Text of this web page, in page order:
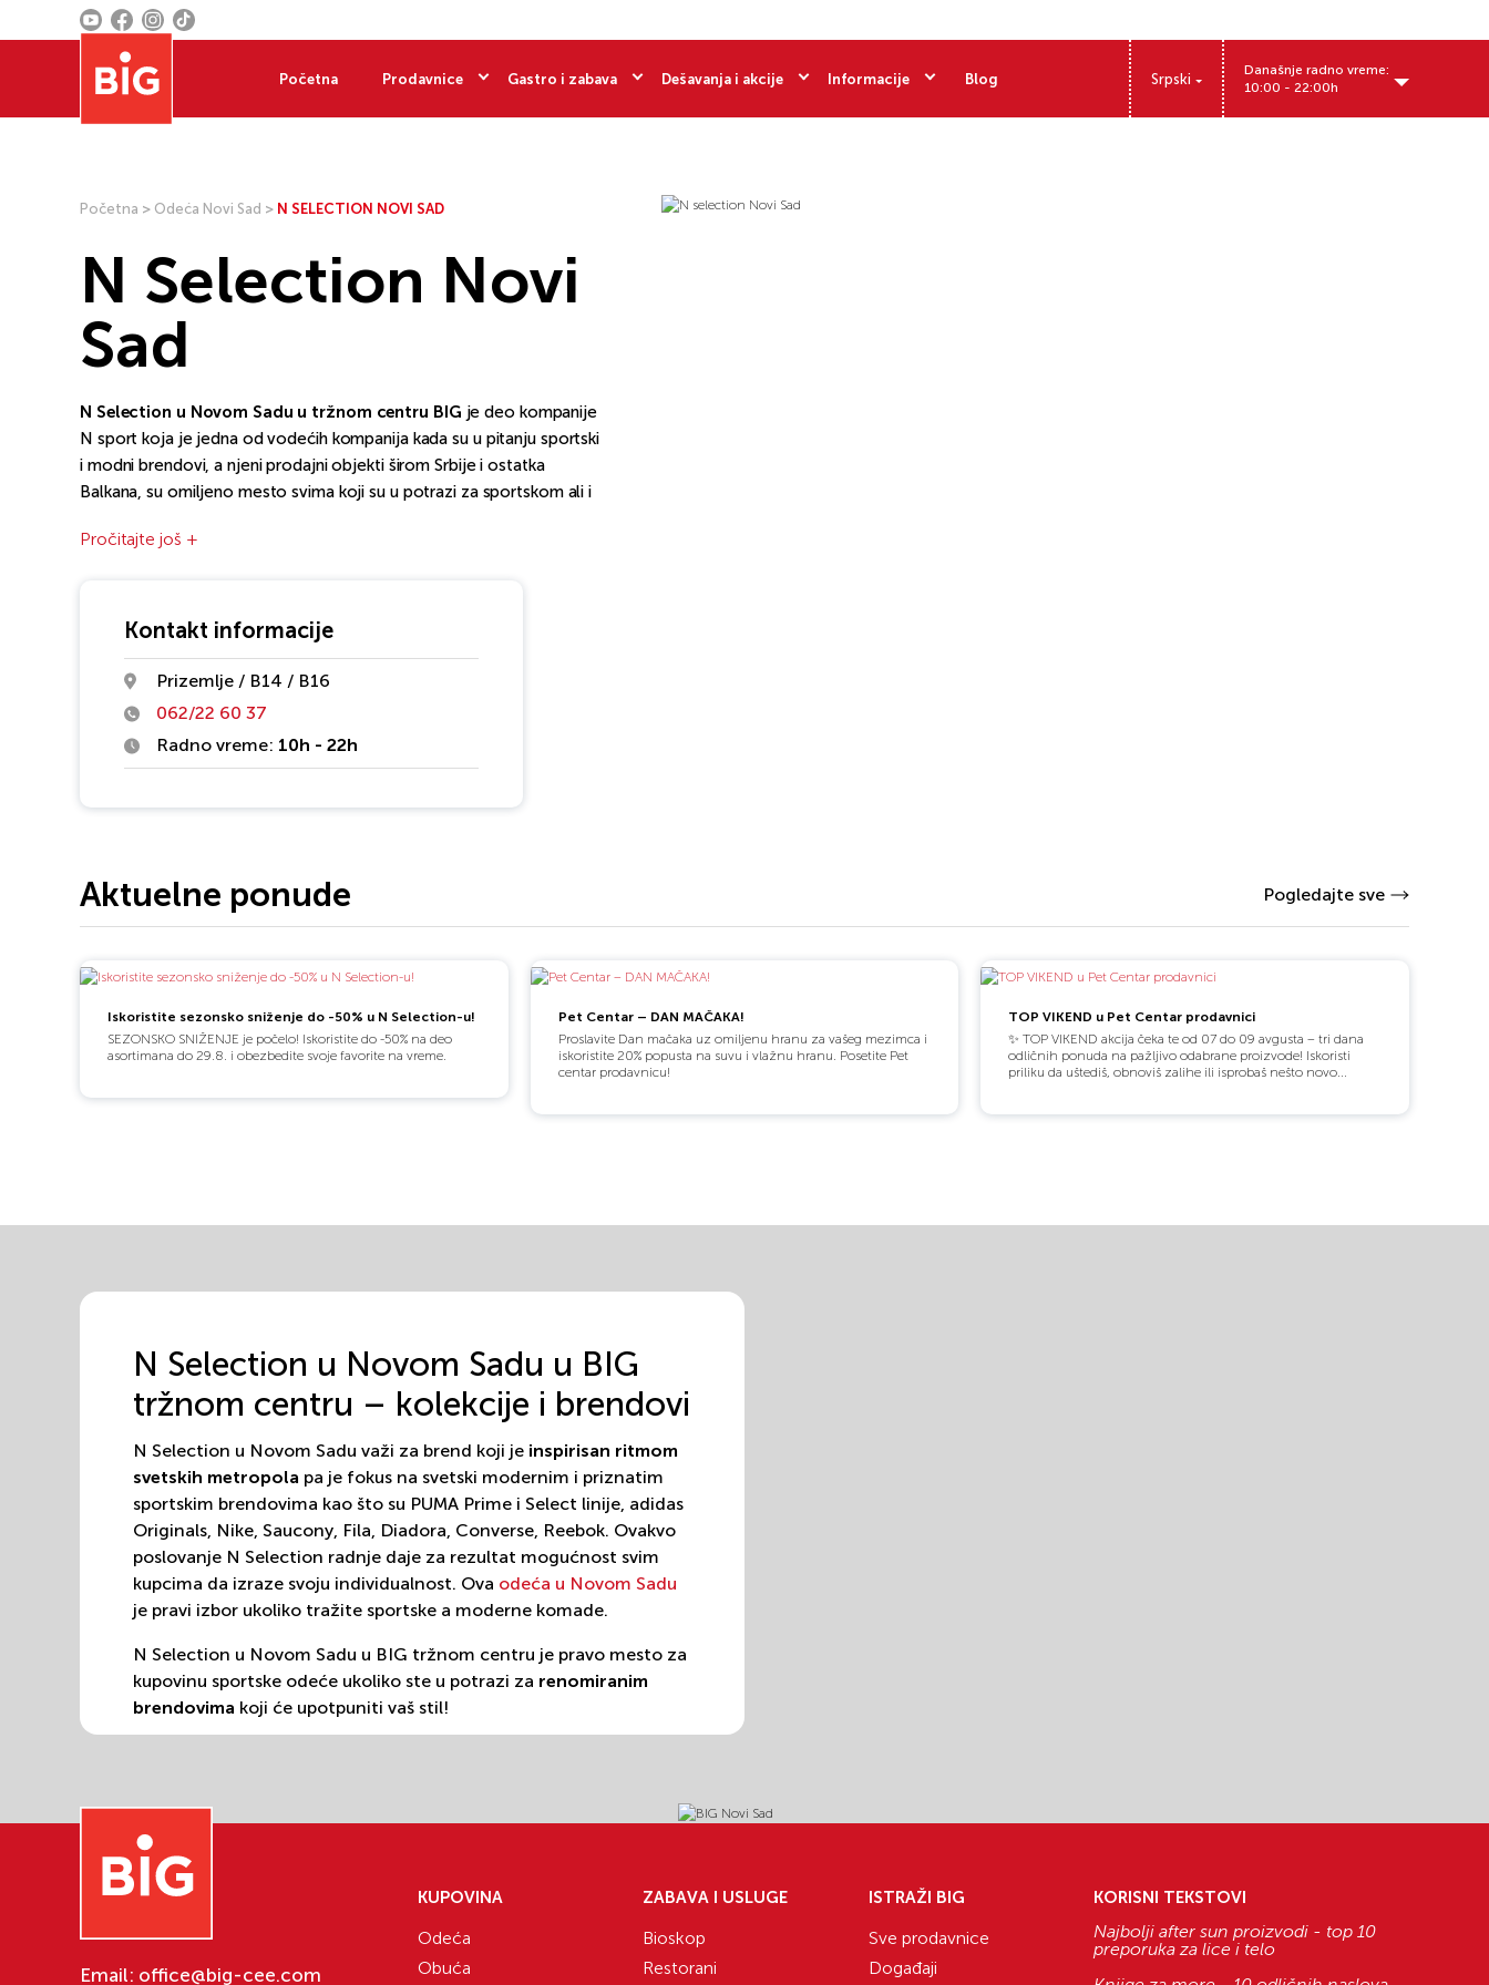
Početna Prodavnice Gastro i zabava Dešavanja i akcije Informacije Blog Srpski
Današnje radno vreme:
10:00 - 22:00h
Početna > Odeća Novi Sad > N SELECTION NOVI SAD
N Selection Novi
Sad
N Selection u Novom Sadu u tržnom centru BIG je deo kompanije
N sport koja je jedna od vodećih kompanija kada su u pitanju sportski
i modni brendovi, a njeni prodajni objekti širom Srbije i ostatka
Balkana, su omiljeno mesto svima koji su u potrazi za sportskom ali i
tržnom centru, i otkrijte kako
Pročitajte još +
Kontakt informacije
Prizemlje / B14 / B16
062/22 60 37
Radno vreme: 10h - 22h
Aktuelne ponude Pogledajte sve
Iskoristite sezonsko sniženje do -50% u N Selection-u!
SEZONSKO SNIŽENJE je počelo! Iskoristite do -50% na deo
asortimana do 29.8. i obezbedite svoje favorite na vreme.
Pet Centar – DAN MAČAKA!
Proslavite Dan mačaka uz omiljenu hranu za vašeg mezimca i
iskoristite 20% popusta na suvu i vlažnu hranu. Posetite Pet
centar prodavnicu!
TOP VIKEND u Pet Centar prodavnici
✨ TOP VIKEND akcija čeka te od 07 do 09 avgusta – tri dana
odličnih ponuda na pažljivo odabrane proizvode! Iskoristi
priliku da uštediš, obnoviš zalihe ili isprobaš nešto novo...
N Selection u Novom Sadu u BIG
tržnom centru – kolekcije i brendovi
N Selection u Novom Sadu važi za brend koji je inspirisan ritmom
svetskih metropola pa je fokus na svetski modernim i priznatim
sportskim brendovima kao što su PUMA Prime i Select linije, adidas
Originals, Nike, Saucony, Fila, Diadora, Converse, Reebok. Ovakvo
poslovanje N Selection radnje daje za rezultat mogućnost svim
kupcima da izraze svoju individualnost. Ova odeća u Novom Sadu
je pravi izbor ukoliko tražite sportske a moderne komade.
N Selection u Novom Sadu u BIG tržnom centru je pravo mesto za
kupovinu sportske odeće ukoliko ste u potrazi za renomiranim
brendovima koji će upotpuniti vaš stil!
N Selection – lokacija, kontakt i
radno vreme
adresi Sentandrejski put 11.
Ukoliko imate bilo kakva pitanja ili
nedoumicu, možete pozvati na kontakt telefon
+381 62 22 60 37,
Email: office@big-cee.com
KUPOVINA
Odeća
Obuća
ZABAVA I USLUGE
Bioskop
Restorani
ISTRAŽI BIG
Sve prodavnice
Događaji
KORISNI TEKSTOVI
Najbolji after sun proizvodi - top 10
preporuka za lice i telo